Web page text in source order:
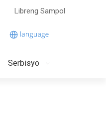
Libreng Sampol
Serbisyo